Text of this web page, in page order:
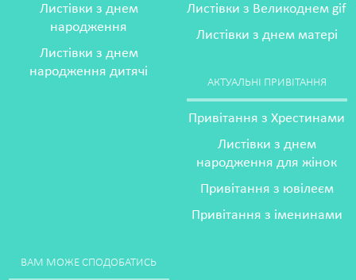
Листівки з днем
народження
Листівки з днем
народження дитячі
Листівки з Великоднем gif
Листівки з днем матері
АКТУАЛЬНІ ПРИВІТАННЯ
Привітання з Хрестинами
Листівки з днем
народження для жінок
Привітання з ювілеєм
Привітання з іменинами
ВАМ МОЖЕ СПОДОБАТИСЬ